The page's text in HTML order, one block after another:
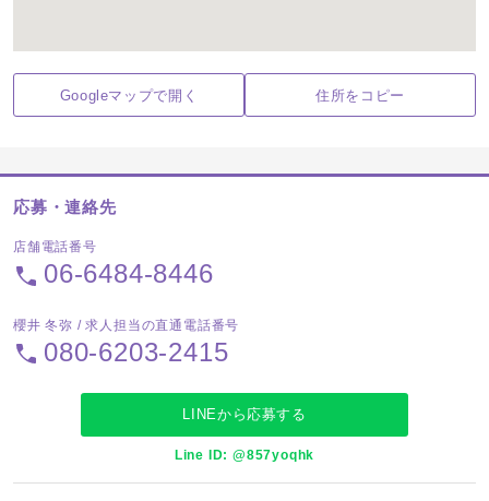
Googleマップで開く 住所をコピー
応募・連絡先
店舗電話番号
06-6484-8446
櫻井 冬弥 / 求人担当の直通電話番号
080-6203-2415
LINEから応募する
Line ID: @857yoqhk